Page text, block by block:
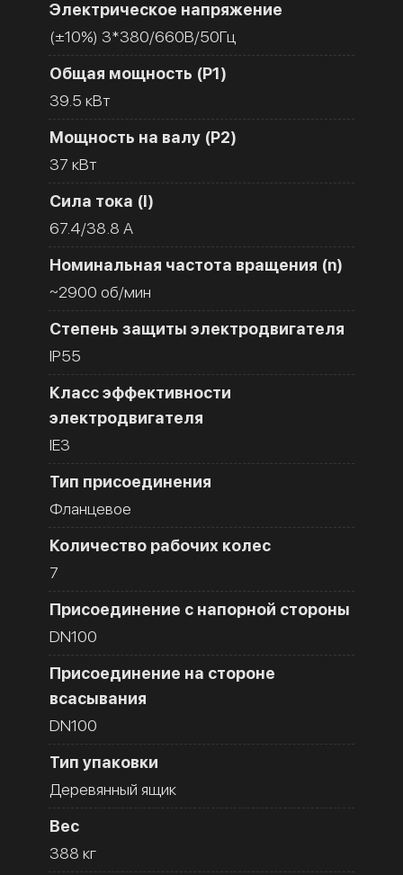
Электрическое напряжение
(±10%) 3*380/660В/50Гц
Общая мощность (Р1)
39.5 кВт
Мощность на валу (Р2)
37 кВт
Сила тока (I)
67.4/38.8 A
Номинальная частота вращения (n)
~2900 об/мин
Степень защиты электродвигателя
IP55
Класс эффективности
электродвигателя
IE3
Тип присоединения
Фланцевое
Количество рабочих колес
7
Присоединение с напорной стороны
DN100
Присоединение на стороне
всасывания
DN100
Тип упаковки
Деревянный ящик
Вес
388 кг